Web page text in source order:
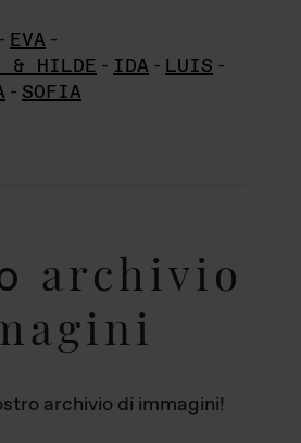
- EVA -
& HILDE - IDA - LUIS -
- SOFIA
archivio
archivio di immagini!